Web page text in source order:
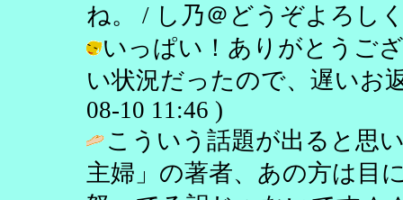
ね。 / し乃＠どうぞよろし
いっぱい！ありがとうご
い状況だったので、遅いお
08-10 11:46 )
こういう話題が出ると思
主婦」の著者、あの方は目